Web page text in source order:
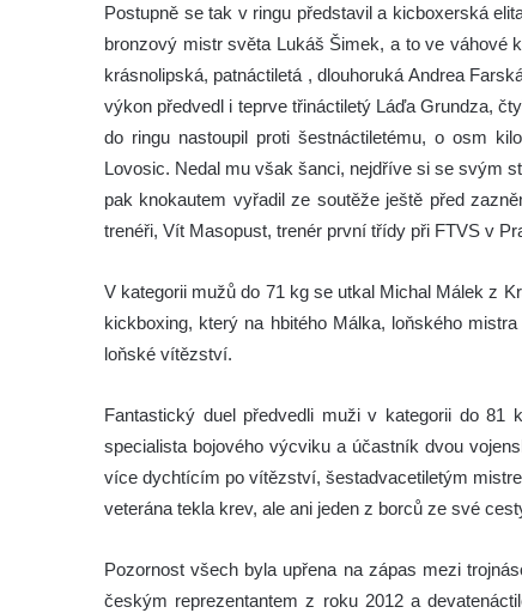
Postupně se tak v ringu představil a kicboxerská
bronzový mistr světa Lukáš Šimek, a to ve váhové
krásnolipská, patnáctiletá , dlouhoruká Andrea
výkon předvedl i teprve třináctiletý Láďa Grundza,
do ringu nastoupil proti šestnáctiletému, o osm
Lovosic. Nedal mu však šanci, nejdříve si se svým
pak knokautem vyřadil ze soutěže ještě před
trenéři, Vít Masopust, trenér první třídy při FTVS v
V kategorii mužů do 71 kg se utkal Michal Málek z
kickboxing, který na hbitého Málka, loňského
loňské vítězství.
Fantastický duel předvedli muži v kategorii do 81
specialista bojového výcviku a účastník dvou
více dychtícím po vítězství, šestadvacetiletým
veterána tekla krev, ale ani jeden z borců ze své
Pozornost všech byla upřena na zápas mezi
českým reprezentantem z roku 2012 a